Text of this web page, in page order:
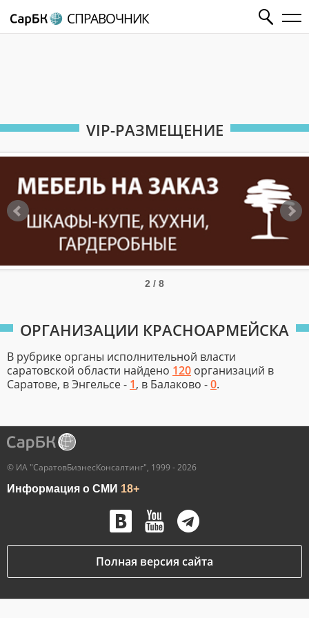
СПРАВОЧНИК
VIP-РАЗМЕЩЕНИЕ
2 / 8
ОРГАНИЗАЦИИ КРАСНОАРМЕЙСКА
В рубрике органы исполнительной власти
саратовской области найдено 120 организаций в
Саратове, в Энгельсе - 1, в Балаково -0.
© ИА "СаратовБизнесКонсалтинг", 1999 - 2026
Информация о СМИ 18+
Полная версия сайта